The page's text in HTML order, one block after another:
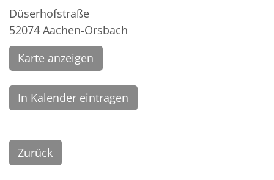
Düserhofstraße
52074 Aachen-Orsbach
Karte anzeigen
In Kalender eintragen
Zurück